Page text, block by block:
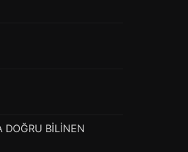
DOĞRU BİLİNEN